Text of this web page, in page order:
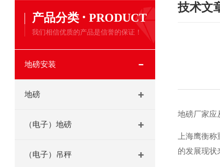
产品分类 · PRODUCT
我们相信优质的产品是信誉的保证！
地磅安装
地磅
（电子）地磅
（电子）吊秤
技术文
地磅厂家应
上海鹰衡
的发展现状